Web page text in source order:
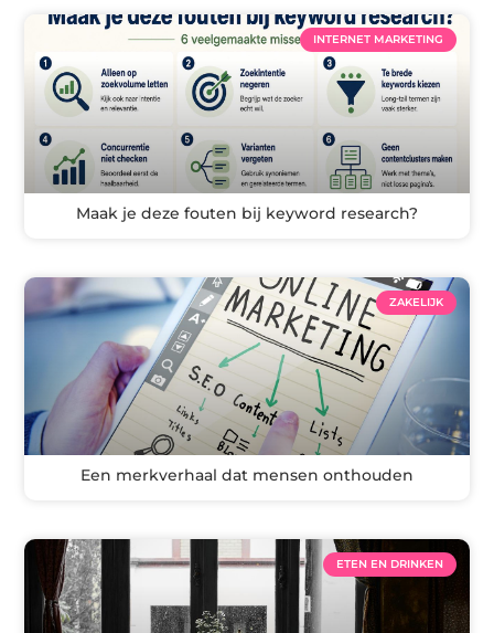
INTERNET MARKETING
Maak je deze fouten bij keyword research?
ZAKELIJK
Een merkverhaal dat mensen onthouden
ETEN EN DRINKEN